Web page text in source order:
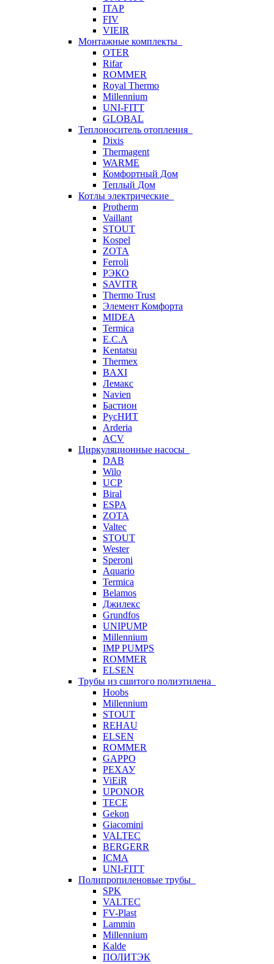
ITAP
FIV
VIEIR
Монтажные комплекты
OTER
Rifar
ROMMER
Royal Thermo
Millennium
UNI-FITT
GLOBAL
Теплоноситель отопления
Dixis
Thermagent
WARME
Комфортный Дом
Теплый Дом
Котлы электрические
Protherm
Vaillant
STOUT
Kospel
ZOTA
Ferroli
РЭКО
SAVITR
Thermo Trust
Элемент Комфорта
MIDEA
Termica
E.C.A
Kentatsu
Thermex
BAXI
Лемакс
Navien
Бастион
РусНИТ
Arderia
ACV
Циркуляционные насосы
DAB
Wilo
UCP
Biral
ESPA
ZOTA
Valtec
STOUT
Wester
Speroni
Aquario
Termica
Belamos
Джилекс
Grundfos
UNIPUMP
Millennium
IMP PUMPS
ROMMER
ELSEN
Трубы из сшитого полиэтилена
Hoobs
Millennium
STOUT
REHAU
ELSEN
ROMMER
GAPPO
РЕХАУ
ViEiR
UPONOR
TECE
Gekon
Giacomini
VALTEC
BERGERR
ICMA
UNI-FITT
Полипропиленовые трубы
SPK
VALTEC
FV-Plast
Lammin
Millennium
Kalde
ПОЛИТЭК